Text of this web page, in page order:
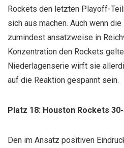
Rockets den letzten Playoff-
sich aus machen. Auch wenn
zumindest ansatzweise in
Konzentration den Rockets
Niederlagenserie wirft sie
auf die Reaktion gespannt sein.
Platz 18: Houston Rockets
Den im Ansatz positiven